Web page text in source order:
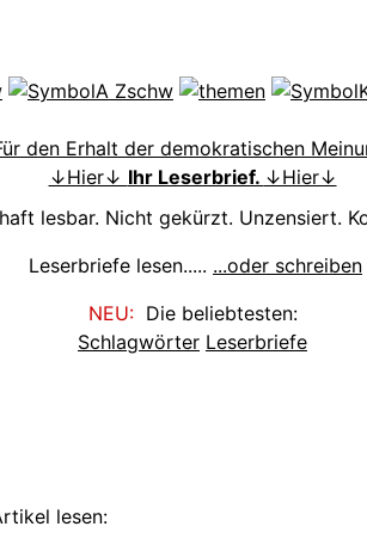
den Erhalt der demokratischen
↓Hier↓ Ihr Leserbrief. ↓Hier↓
lesbar. Nicht gekürzt. Unzensiert.
Leserbriefe lesen..... ...oder schreiben
NEU:Die beliebtesten:
Schlagwörter Leserbriefe
lesen: